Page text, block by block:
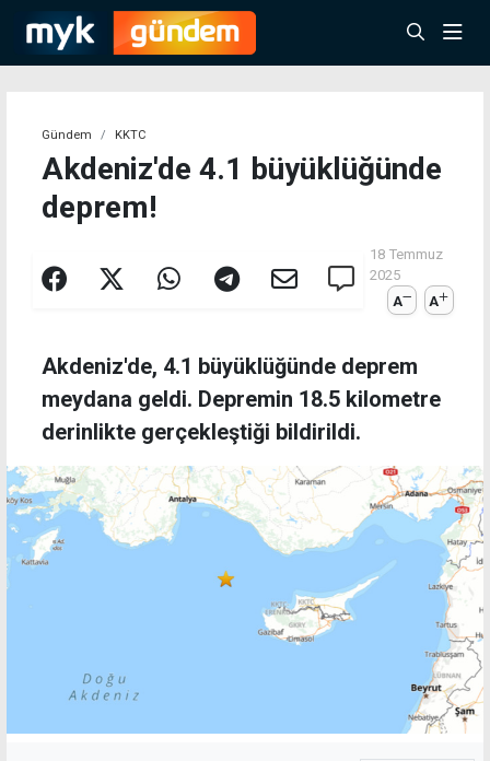
Gündem KKTC
Akdeniz'de 4.1 büyüklüğünde
deprem!
18 Temmuz
2025
A
A
Akdeniz'de, 4.1 büyüklüğünde deprem
meydana geldi. Depremin 18.5 kilometre
derinlikte gerçekleştiği bildirildi.